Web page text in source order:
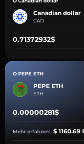
Canadian dollar
CAD
0.71372932$
O PEPE ETH
PEPE ETH
ETH
0.00000281$
Mehr erfahren: $ 1160.69